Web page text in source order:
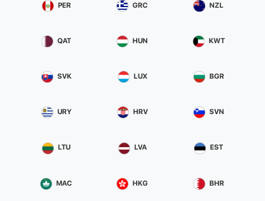
PER GRC NZL
QAT HUN KWT
SVK LUX BGR
URY HRV SVN
LTU LVA EST
MAC HKG BHR